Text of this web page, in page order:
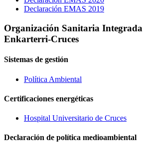
Declaración EMAS 2019
Organización Sanitaria
Enkarterri-Cruces
Sistemas de gestión
Política Ambiental
Certificaciones energéticas
Hospital Universitario de Cruces
Declaración de política medioambiental